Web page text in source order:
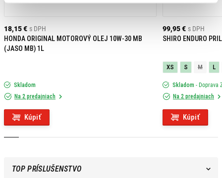
18,15 € s DPH
HONDA ORIGINAL MOTOROVÝ OLEJ 10W-30 MB
(JASO MB) 1L
Skladom
Na 2 predajniach
Kúpiť
99,95 € s DPH
SHIRO ENDURO
XS S M L
Skladom - Doprava
Na 2 predajniach
Kúpiť
TOP PRÍSLUŠENSTVO